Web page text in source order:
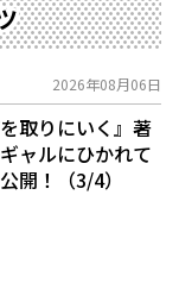
2026年08月06日
取りにいく』著
ャルにひかれて
開！（3/4）